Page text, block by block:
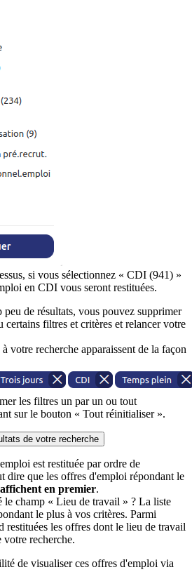
si vous sélectionnez « CDI (941) »
en CDI vous seront restituées.
peu de résultats, vous pouvez supprimer
certains filtres et critères et relancer votre
votre recherche apparaissent de la façon
les filtres un par un ou tout
sur le bouton « Tout réinitialiser ».
de votre recherche
est restituée par ordre de
dire que les offres d'emploi répondant le
en premier.
le champ « Lieu de travail » ? La liste
le plus à vos critères. Parmi
restituées les offres dont le lieu de travail
votre recherche.
de visualiser ces offres d'emploi via